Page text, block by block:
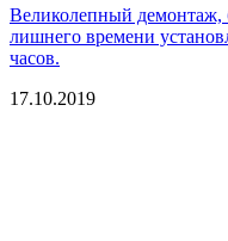
Великолепный демонтаж,
лишнего времени
часов.
17.10.2019